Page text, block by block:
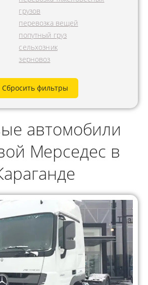
грузов
перевозка вещей
попутный груз
сельхозник
зерновоз
Сбросить фильтры
автомобили
Мерседес в